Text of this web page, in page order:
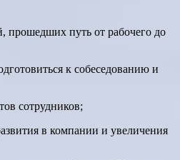
прошедших путь от рабочего до
к собеседованию и
сотрудников;
в компании и увеличения